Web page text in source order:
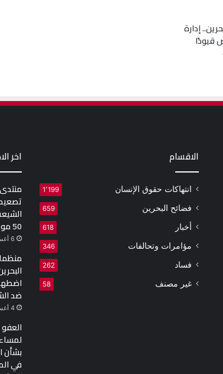
إدارة
قيودًا
الاقسام
انتهاكات حقوق الإنسان 1٬199
فضائح البحرين 659
أخبار 618
مؤامرات وتحالفات 346
فساد 262
غير مصنف 58
اخر
50 موكبا دينيا
6 أغسطس، 2026
ضد
4 أغسطس، 2026
بشأن
في